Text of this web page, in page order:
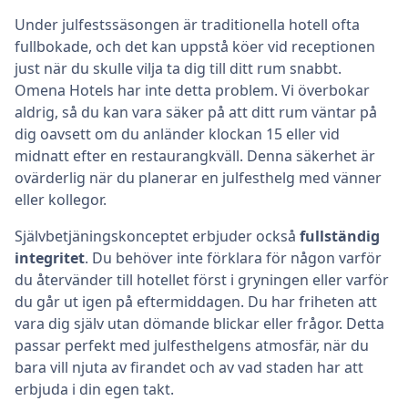
Under julfestssäsongen är traditionella hotell ofta
fullbokade, och det kan uppstå köer vid receptionen
just när du skulle vilja ta dig till ditt rum snabbt.
Omena Hotels har inte detta problem. Vi överbokar
aldrig, så du kan vara säker på att ditt rum väntar på
dig oavsett om du anländer klockan 15 eller vid
midnatt efter en restaurangkväll. Denna säkerhet är
ovärderlig när du planerar en julfesthelg med vänner
eller kollegor.
Självbetjäningskonceptet erbjuder också fullständig
integritet. Du behöver inte förklara för någon varför
du återvänder till hotellet först i gryningen eller varför
du går ut igen på eftermiddagen. Du har friheten att
vara dig själv utan dömande blickar eller frågor. Detta
passar perfekt med julfesthelgens atmosfär, när du
bara vill njuta av firandet och av vad staden har att
erbjuda i din egen takt.